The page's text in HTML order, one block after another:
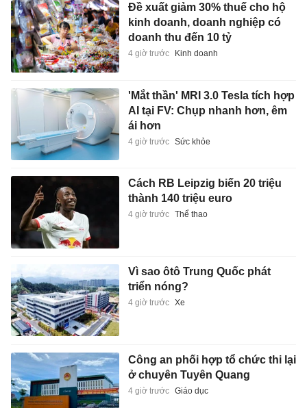
Đề xuất giảm 30% thuế cho hộ
kinh doanh, doanh nghiệp có
doanh thu đến 10 tỷ
4 giờ trước Kinh doanh
'Mắt thần' MRI 3.0 Tesla tích hợp
AI tại FV: Chụp nhanh hơn, êm
ái hơn
4 giờ trước Sức khỏe
Cách RB Leipzig biến 20 triệu
thành 140 triệu euro
4 giờ trước Thể thao
Vì sao ôtô Trung Quốc phát
triển nóng?
4 giờ trước Xe
Công an phối hợp tổ chức thi lại
ở chuyên Tuyên Quang
4 giờ trước Giáo dục